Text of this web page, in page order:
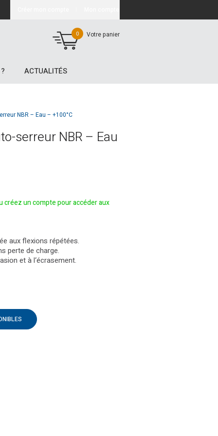
0 Votre panier
ACTUALITÉS
NBR – Eau – +100°C
serreur NBR – Eau
créez un compte pour accéder aux
aux flexions répétées.
perte de charge.
et à l‘écrasement.